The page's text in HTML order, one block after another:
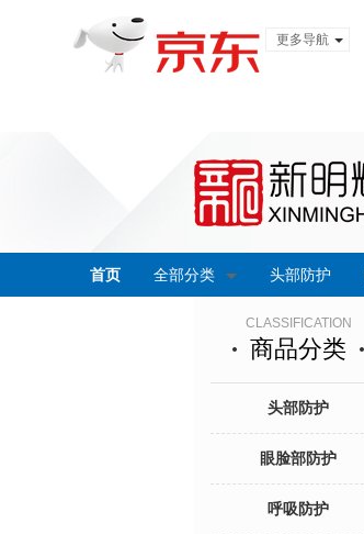
更多导航
首页 全部分类 头部防护
CLASSIFICATION
商品分类
头部防护
眼脸部防护
呼吸防护